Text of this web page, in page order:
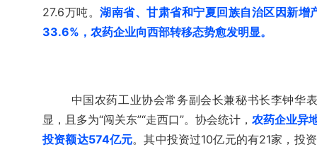
27.6万吨。湖南省、甘肃省和宁夏回族自治区因新
33.6%，农药企业向西部转移态势愈发明显。
中国农药工业协会常务副会长兼秘书长李钟华
显，且多为“闯关东”“走西口”。协会统计， 农药企业异
投资额达574亿元。其中投资过10亿元的有21家，投